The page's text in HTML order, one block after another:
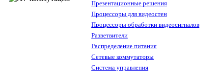
Презентационные решения
Процессоры для видеостен
Процессоры обработки видеосигналов
Разветвители
Распределение питания
Сетевые коммутаторы
Система управления